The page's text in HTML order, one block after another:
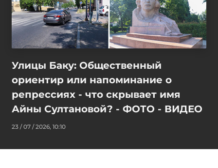
Улицы Баку: Общественный
ориентир или напоминание о
репрессиях - что скрывает имя
Айны Султановой? - ФОТО - ВИДЕО
23 / 07 / 2026, 10:10